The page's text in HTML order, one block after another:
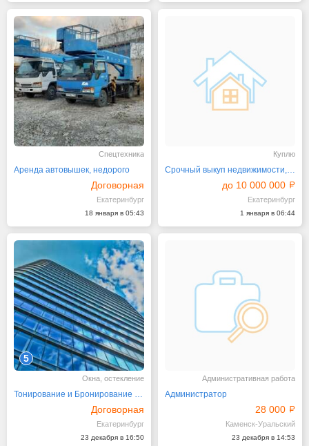
Спецтехника
Аренда автовышек, недорого
Договорная
Екатеринбург
18 января в 05:43
Куплю
Срочный выкуп недвижимости, квартир, офисов
до 10 000 000
Екатеринбург
1 января в 06:44
5
Окна, остекление
Тонирование и Бронирование стекол, перегородок, окон
Договорная
Екатеринбург
23 декабря в 16:50
Административная работа
Администратор
28 000
Каменск-Уральский
23 декабря в 14:53